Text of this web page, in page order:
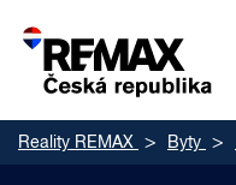
Reality REMAX Byty